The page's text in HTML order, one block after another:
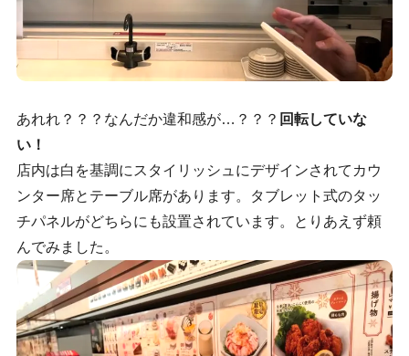
あれれ？？？なんだか違和感が…？？？ 回転していな
い！
店内は白を基調にスタイリッシュにデザインされてカウ
ンター席とテーブル席があります。タブレット式のタッ
チパネルがどちらにも設置されています。とりあえず頼
んでみました。